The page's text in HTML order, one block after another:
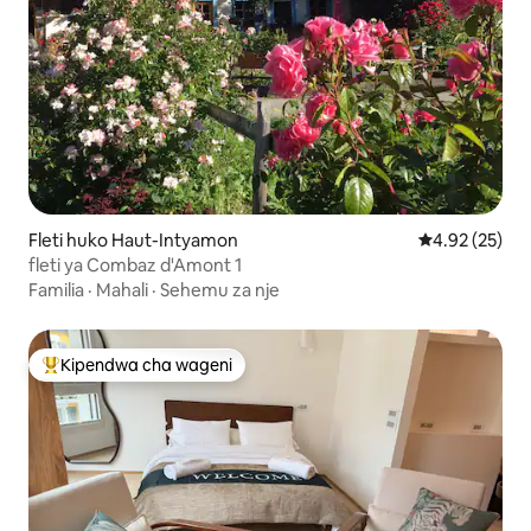
Fleti huko Haut-Intyamon Ukadiriaji wa
4.92 (25)
fleti ya Combaz d'Amont 1
Familia · Mahali · Sehemu za nje
Kipendwa maarufu cha wageni
Kipendwa cha wageni